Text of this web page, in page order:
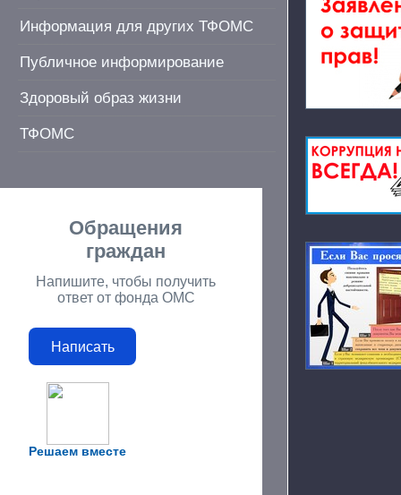
Информация для других ТФОМС
Публичное информирование
Здоровый образ жизни
ТФОМС
Решаем вместе
Обращения
граждан
Напишите, чтобы получить
ответ от фонда ОМС
Написать